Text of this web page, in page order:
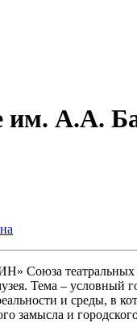
им. А.А.
Союза
Тема –
и среды, в
замысла и